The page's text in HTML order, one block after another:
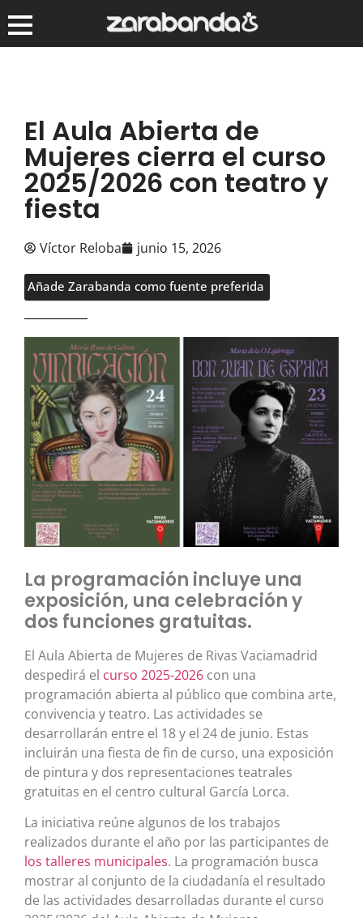
El Aula Abierta de
Mujeres cierra el curso
2025/2026 con teatro y
fiesta
Víctor Reloba junio 15, 2026
Añade Zarabanda como fuente preferida
La programación incluye una
exposición, una celebración y
dos funciones gratuitas.
El Aula Abierta de Mujeres de Rivas Vaciamadrid
despedirá el curso 2025-2026 con una
programación abierta al público que combina arte,
convivencia y teatro. Las actividades se
desarrollarán entre el 18 y el 24 de junio. Estas
incluirán una fiesta de fin de curso, una exposición
de pintura y dos representaciones teatrales
gratuitas en el centro cultural García Lorca.
La iniciativa reúne algunos de los trabajos
realizados durante el año por las participantes de
los talleres municipales. La programación busca
mostrar al conjunto de la ciudadanía el resultado
de las actividades desarrolladas durante el curso